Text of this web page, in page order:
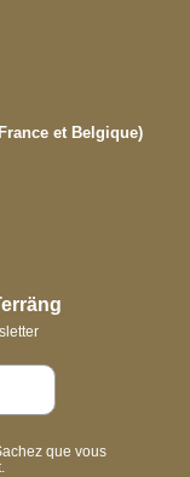
et Belgique)
que vous